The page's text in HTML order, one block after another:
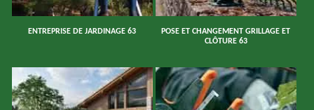
ENTREPRISE DE JARDINAGE 63
POSE ET CHANGEMENT GRILLAGE ET
CLÔTURE 63